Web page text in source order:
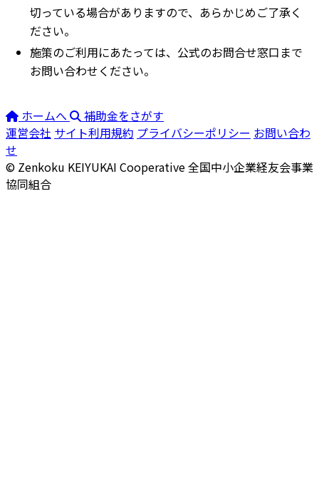
切っている場合がありますので、あらかじめご了承く
ださい。
施策のご利用にあたっては、公式のお問合せ窓口まで
お問い合わせください。
ホームへ
補助金をさがす
運営会社 サイト利用規約 プライバシーポリシー お問い合わ
せ
© Zenkoku KEIYUKAI Cooperative全国中小企業経友会事業
協同組合